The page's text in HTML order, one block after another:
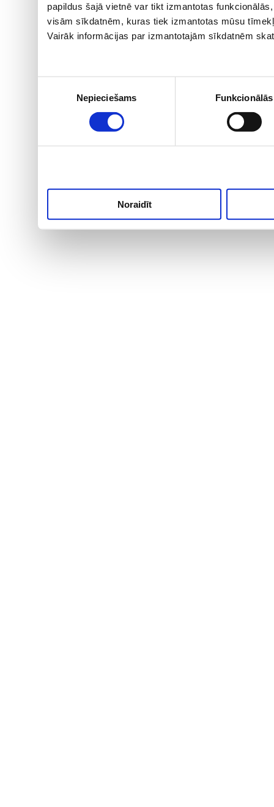
papildus šajā vietnē var tikt izmantotas
visām sīkdatnēm, kuras tiek izmantotas mūsu
Vairāk informācijas par izmantotajām sīkdatnēm
Nepieciešams Funkcionālās
Noraidīt